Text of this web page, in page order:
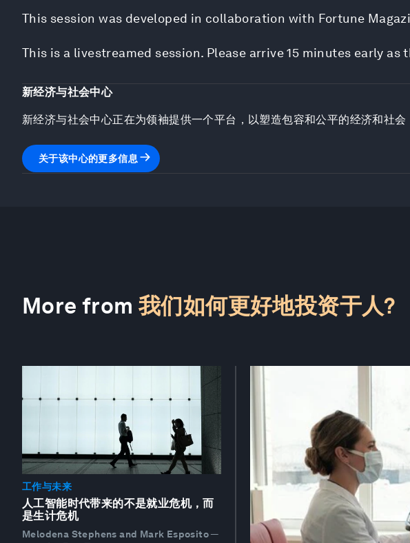
This session was developed in collaboration with Fortune
This is a livestreamed session. Please arrive 15 minutes early
新经济与社会中心
新经济与社会中心正在为领袖提供一个平台，以塑造包容和公平的经济和社会
关于该中心的更多信息
More from 我们如何更好地投资于人?
工作与未来
人工智能时代带来的不是就业危机，而
是生计危机
Melodena Stephens and Mark Esposito—